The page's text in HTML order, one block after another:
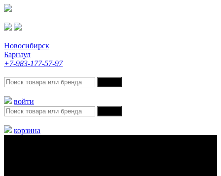
Новосибирск
Барнаул
+7-983-177-57-97
войти
корзина